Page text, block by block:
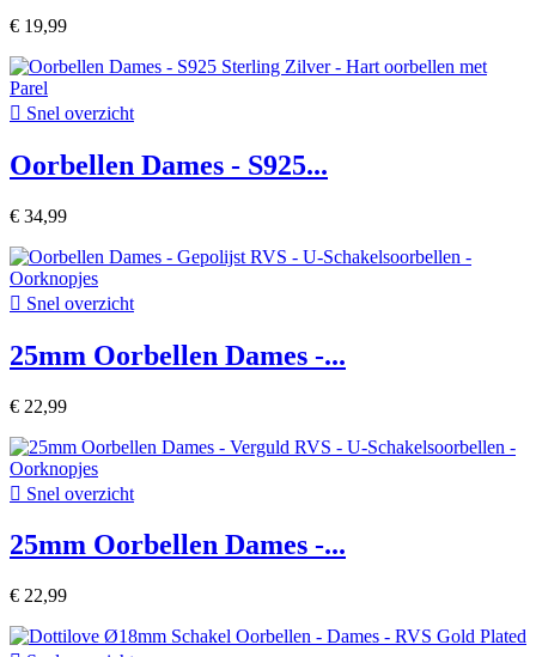
€ 19,99
 Snel overzicht
Oorbellen Dames - S925...
€ 34,99
 Snel overzicht
25mm Oorbellen Dames -...
€ 22,99
 Snel overzicht
25mm Oorbellen Dames -...
€ 22,99